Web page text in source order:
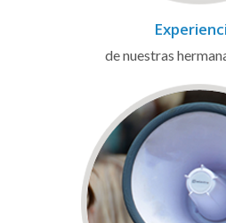
de nuestras